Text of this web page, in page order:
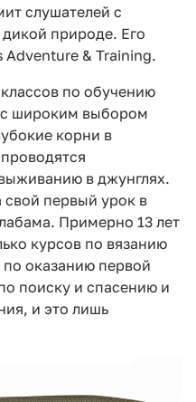
слушателей с
природе. Его
Adventure & Training.
по обучению
широким выбором
корни в
в джунглях.
свой первый урок в
Примерно 13 лет
курсов по вязанию
по оказанию первой
поиску и спасению и
и это лишь